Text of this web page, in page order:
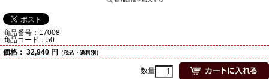
商品番号： 17008
商品コード： 50
価格： 32,940 円 （税込・送料別）
数量